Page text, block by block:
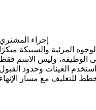
إجراء المشتري
المرئية والسبيكة مبكرًا
على الوظيفة، وليس الاسم فقط
استخدم العينات وحدود القبول
للتغليف مع مسار الإنهاء